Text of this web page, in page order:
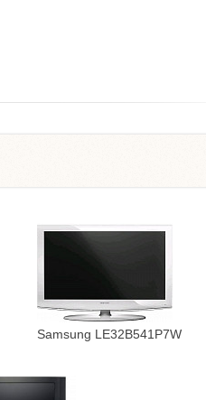
Samsung LE32B541P7W